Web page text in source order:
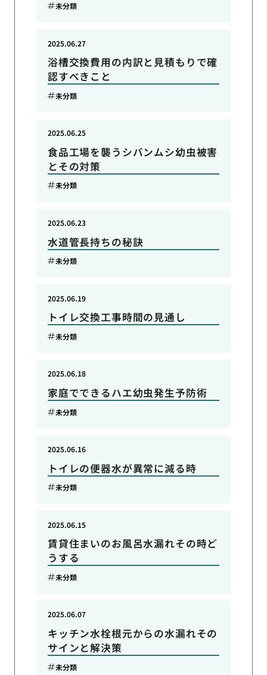
未分類
浴槽交換費用の内訳と見積もりで確
認すべきこと
2025.06.27
未分類
食品工場を襲うシバンムシ幼虫被害
とその対策
2025.06.25
未分類
水道管長持ちの秘訣
2025.06.23
未分類
トイレ交換工事時間の見通し
2025.06.19
未分類
家庭でできるハエ幼虫発生予防術
2025.06.18
未分類
トイレの便器水が異常に減る時
2025.06.16
未分類
賃貸住まいのお風呂水漏れその時ど
うする
2025.06.15
未分類
キッチン水栓根元からの水漏れその
サインと解決策
2025.06.07
未分類